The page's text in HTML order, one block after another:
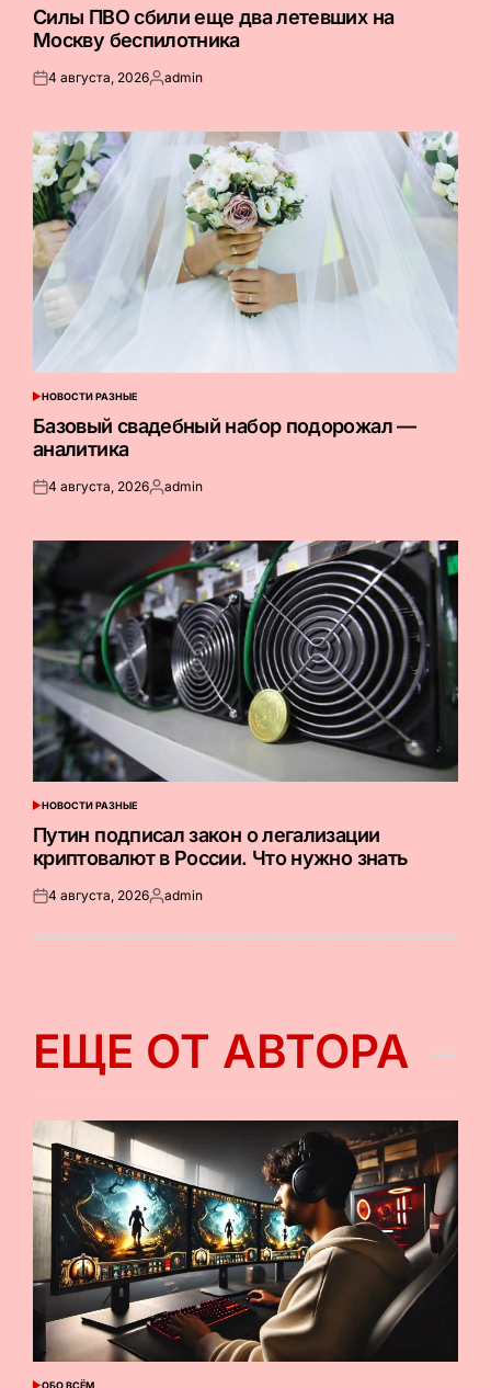
Силы ПВО сбили еще два летевших на
Москву беспилотника
Опубликовано
4 августа, 2026Запись
admin
ОПУБЛИКОВАНО
В
НОВОСТИ РАЗНЫЕ
Базовый свадебный набор подорожал —
аналитика
Опубликовано
4 августа, 2026Запись
admin
ОПУБЛИКОВАНО
В
НОВОСТИ РАЗНЫЕ
Путин подписал закон о легализации
криптовалют в России. Что нужно знать
Опубликовано
4 августа, 2026Запись
admin
ЕЩЕ ОТ АВТОРА
ОБО ВСЁМ